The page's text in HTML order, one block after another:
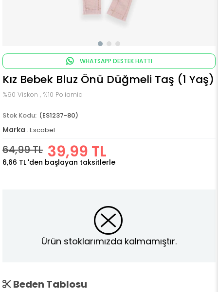
WHATSAPP DESTEK HATTI
Kız Bebek Bluz Önü Düğmeli Taş (1 Yaş)
%90 Viskon , %10 Poliamid
(ES1237-80)
Marka : Escabel
64,99 TL 39,99 TL
6,66 TL 'den başlayan taksitlerle
Ürün stoklarımızda kalmamıştır.
Beden Tablosu